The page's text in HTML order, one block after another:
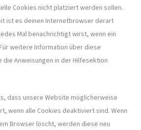
Cookies nicht platziert werden sollen.
ist es deinen Internetbrowser derart
Mal benachrichtigt wirst, wenn ein
weitere Information über diese
Anweisungen in der Hilfesektion
dass unsere Website möglicherweise
wenn alle Cookies deaktiviert sind. Wenn
Browser löscht, werden diese neu